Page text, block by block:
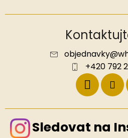
objednavky@
+420 792
Sledovat na